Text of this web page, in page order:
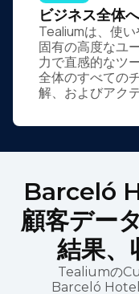
ビジネス全体
Tealiumは、使
固有の高度なユ
力で直感的なツ
全体のすべての
解、およびアク
Barceló
顧客デー
結果、
Tealiumの
Barceló Hotel